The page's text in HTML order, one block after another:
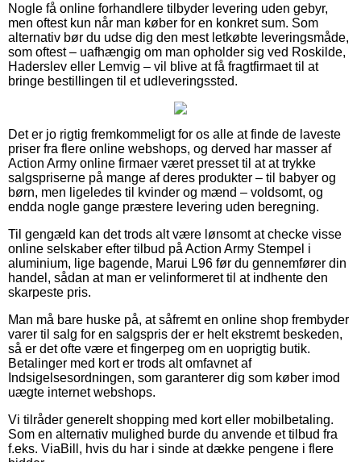
Nogle få online forhandlere tilbyder levering uden gebyr,
men oftest kun når man køber for en konkret sum. Som
alternativ bør du udse dig den mest letkøbte leveringsmåde,
som oftest – uafhængig om man opholder sig ved Roskilde,
Haderslev eller Lemvig – vil blive at få fragtfirmaet til at
bringe bestillingen til et udleveringssted.
Det er jo rigtig fremkommeligt for os alle at finde de laveste
priser fra flere online webshops, og derved har masser af
Action Army online firmaer været presset til at at trykke
salgspriserne på mange af deres produkter – til babyer og
børn, men ligeledes til kvinder og mænd – voldsomt, og
endda nogle gange præstere levering uden beregning.
Til gengæld kan det trods alt være lønsomt at checke visse
online selskaber efter tilbud på Action Army Stempel i
aluminium, lige bagende, Marui L96 før du gennemfører din
handel, sådan at man er velinformeret til at indhente den
skarpeste pris.
Man må bare huske på, at såfremt en online shop frembyder
varer til salg for en salgspris der er helt ekstremt beskeden,
så er det ofte være et fingerpeg om en uoprigtig butik.
Betalinger med kort er trods alt omfavnet af
Indsigelsesordningen, som garanterer dig som køber imod
uægte internet webshops.
Vi tilråder generelt shopping med kort eller mobilbetaling.
Som en alternativ mulighed burde du anvende et tilbud fra
f.eks. ViaBill, hvis du har i sinde at dække pengene i flere